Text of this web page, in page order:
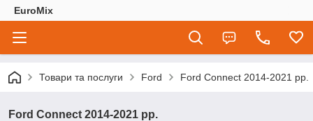
EuroMix
Товари та послуги Ford Ford Connect 2014-2021 рр.
Ford Connect 2014-2021 рр.